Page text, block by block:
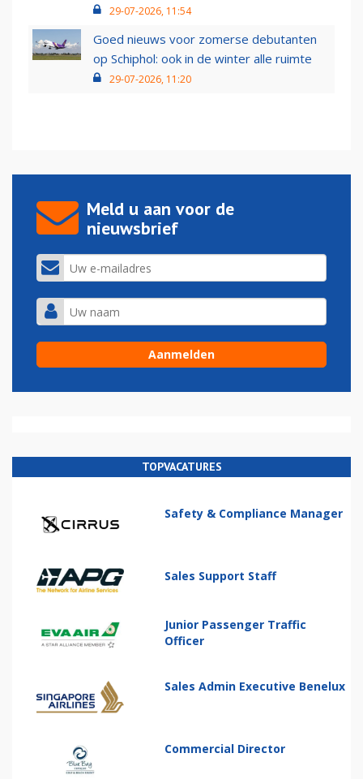
29-07-2026, 11:54
Goed nieuws voor zomerse debutanten
op Schiphol: ook in de winter alle ruimte
29-07-2026, 11:20
Meld u aan voor de
nieuwsbrief
TOPVACATURES
Safety & Compliance Manager
Sales Support Staff
Junior Passenger Traffic
Officer
Sales Admin Executive Benelux
Commercial Director